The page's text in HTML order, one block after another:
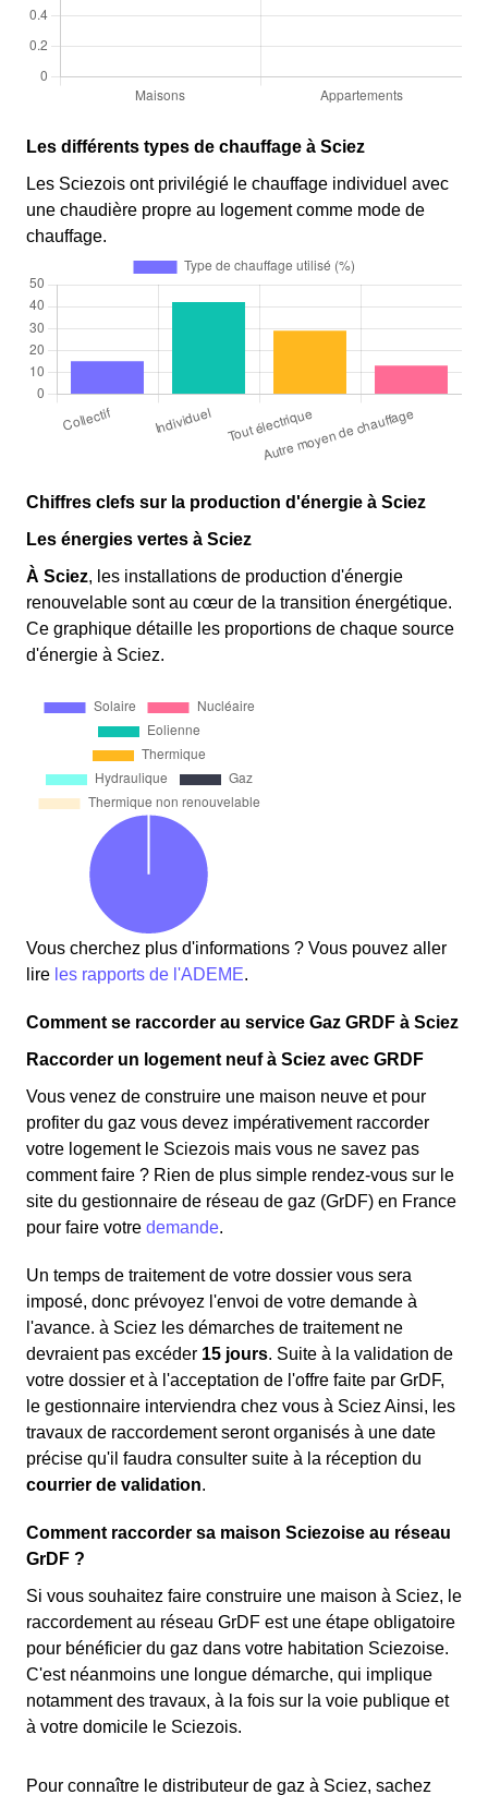
Les différents types de chauffage à Sciez
Les Sciezois ont privilégié le chauffage individuel avec
une chaudière propre au logement comme mode de
chauffage.
Chiffres clefs sur la production d'énergie à Sciez
Les énergies vertes à Sciez
À Sciez, les installations de production d'énergie
renouvelable sont au cœur de la transition énergétique.
Ce graphique détaille les proportions de chaque source
d'énergie à Sciez.
Vous cherchez plus d'informations ? Vous pouvez aller
lire les rapports de l'ADEME.
Comment se raccorder au service Gaz GRDF à Sciez
Raccorder un logement neuf à Sciez avec GRDF
Vous venez de construire une maison neuve et pour
profiter du gaz vous devez impérativement raccorder
votre logement le Sciezois mais vous ne savez pas
comment faire ? Rien de plus simple rendez-vous sur le
site du gestionnaire de réseau de gaz (GrDF) en France
pour faire votre demande.
Un temps de traitement de votre dossier vous sera
imposé, donc prévoyez l'envoi de votre demande à
l'avance. à Sciez les démarches de traitement ne
devraient pas excéder 15 jours. Suite à la validation de
votre dossier et à l'acceptation de l'offre faite par GrDF,
le gestionnaire interviendra chez vous à Sciez Ainsi, les
travaux de raccordement seront organisés à une date
précise qu'il faudra consulter suite à la réception du
courrier de validation.
Comment raccorder sa maison Sciezoise au réseau
GrDF ?
Si vous souhaitez faire construire une maison à Sciez, le
raccordement au réseau GrDF est une étape obligatoire
pour bénéficier du gaz dans votre habitation Sciezoise.
C'est néanmoins une longue démarche, qui implique
notamment des travaux, à la fois sur la voie publique et
à votre domicile le Sciezois.
Pour connaître le distributeur de gaz à Sciez, sachez